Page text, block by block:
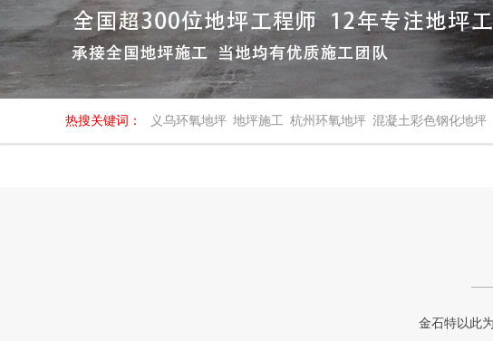
热搜关键词： 义乌环氧地坪 地坪施工 杭州环氧地坪 混凝土彩色钢化地坪